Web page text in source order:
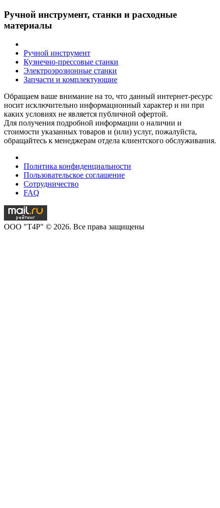
Ручной инструмент, станки и расходные
материалы
Ручной инструмент
Кузнечно-прессовые станки
Электроэрозионные станки
Запчасти и комплектующие
Обращаем ваше внимание на то, что данный интернет-ресурс
носит исключительно информационный характер и ни при
каких условиях не является публичной офертой.
Для получения подробной информации о наличии и
стоимости указанных товаров и (или) услуг, пожалуйста,
обращайтесь к менеджерам отдела клиентского обслуживания.
Политика конфиденциальности
Пользовательское соглашение
Сотрудничество
FAQ
OOO "T4P" © 2026. Все права защищены